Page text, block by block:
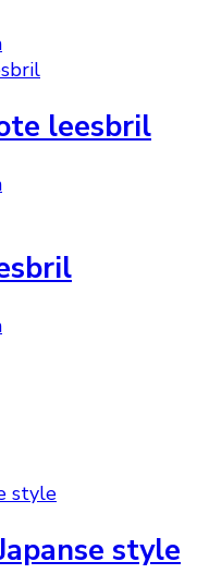
variaties.
optie
kan
gekozen
worden
de
Dit
product
meerdere
variaties.
optie
gekozen
worden
de
leesbril
Dit
meerdere
variaties.
optie
productpagina
Dit
optie
kan
gekozen
worden
meerdere
style